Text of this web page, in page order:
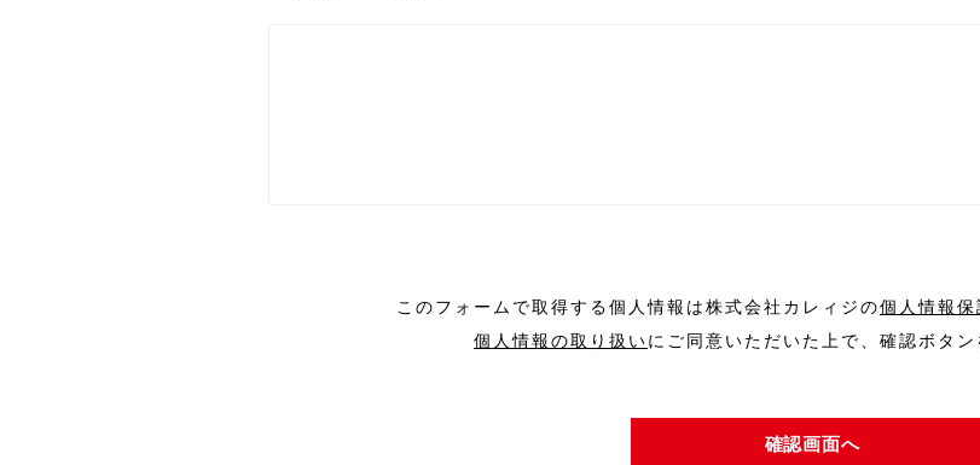
このフォームで取得する個人情報は株式会社カレィジの個人情報保
個人情報の取り扱いにご同意いただいた上で、確認ボタン